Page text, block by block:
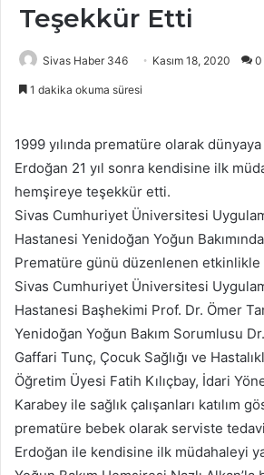
Teşekkür Etti
Sivas Haber 346 Kasım 18, 2020 0
1 dakika okuma süresi
1999 yılında prematüre olarak
Erdoğan 21 yıl sonra kendisine ilk
hemşireye teşekkür etti.
Sivas Cumhuriyet Üniversitesi
Hastanesi Yenidoğan Yoğun
Prematüre günü düzenlenen etkinlikle
Sivas Cumhuriyet Üniversitesi
Hastanesi Başhekimi Prof. Dr. Ömer
Yenidoğan Yoğun Bakım Sorumlusu
Gaffari Tunç, Çocuk Sağlığı ve
Öğretim Üyesi Fatih Kılıçbay, İdari
Karabey ile sağlık çalışanları katılım
prematüre bebek olarak serviste
Erdoğan ile kendisine ilk müdahaleyi